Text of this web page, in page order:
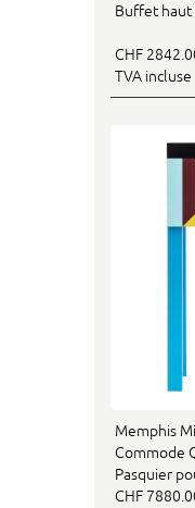
Buffet haut
CHF
TVA incluse
Memphis
Commode
Pasquier
CHF